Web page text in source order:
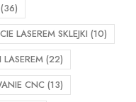
(36)
LASEREM SKLEJKI (10)
LASEREM (22)
CNC (13)